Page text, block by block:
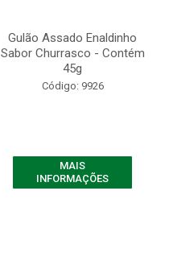
Gulão Assado Enaldinho
Sabor Churrasco - Contém
45g
Código: 9926
MAIS
INFORMAÇÕES